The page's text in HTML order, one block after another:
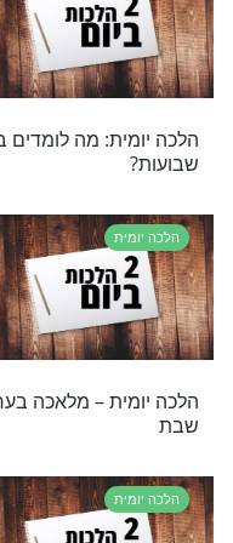
– גרנולה